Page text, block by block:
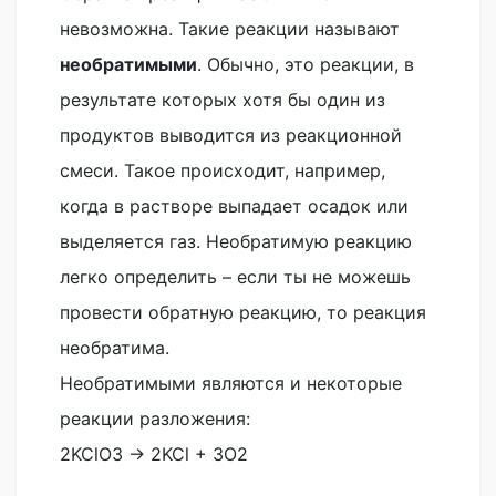
невозможна. Такие реакции называют
необратимыми. Обычно, это реакции, в
результате которых хотя бы один из
продуктов выводится из реакционной
смеси. Такое происходит, например,
когда в растворе выпадает осадок или
выделяется газ. Необратимую реакцию
легко определить – если ты не можешь
провести обратную реакцию, то реакция
необратима.
Необратимыми являются и некоторые
реакции разложения:
2KClO3 → 2KCl + 3O2